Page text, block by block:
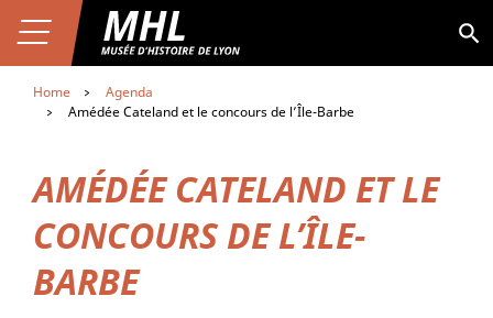
Aller au contenu
Aller au premier menu de navigation
Aller au second menu de navigation
Premier niveau de navigation
Aller à la page du musée
Ouvrir le menu
Home
Agenda
Amédée Cateland et le concours de l’Île-Barbe
AMÉDÉE CATELAND ET LE
CONCOURS DE L’ÎLE-
BARBE